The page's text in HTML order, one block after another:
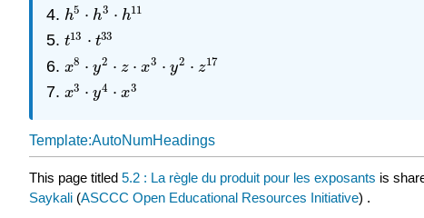
h5 ⋅ h3 ⋅ h11
h5 ⋅h3⋅ h 11
t13 ⋅ t33
t13 ⋅ t33
x8 ⋅ y2 ⋅ z ⋅ x3 ⋅ y2 ⋅ z17
x8 ⋅y2⋅ z ⋅x 3 ⋅y2⋅ z17
x3 ⋅ y4 ⋅ x3
x3 ⋅y4⋅ x 3
Template:AutoNumHeadings
This page titled 5.2 : La règle du produit pour les exposants is
Saykali (ASCCC Open Educational Resources Initiative) .